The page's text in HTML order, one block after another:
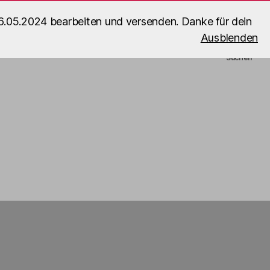
bearbeiten und versenden. Danke für dein
Ausblenden
Suchen